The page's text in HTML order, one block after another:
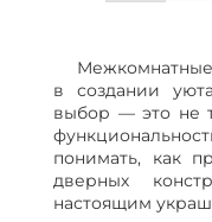
в создании
выбор — это не
понимать, как
дверных
настоящим